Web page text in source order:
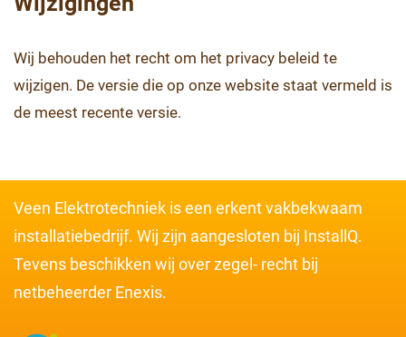
Wij behouden het recht om het privacy beleid te
wijzigen. De versie die op onze website staat vermeld is
de meest recente versie.
Veen Elektrotechniek is een erkent vakbekwaam
installatiebedrijf. Wij zijn aangesloten bij InstallQ.
Tevens beschikken wij over zegel- recht bij
netbeheerder Enexis.